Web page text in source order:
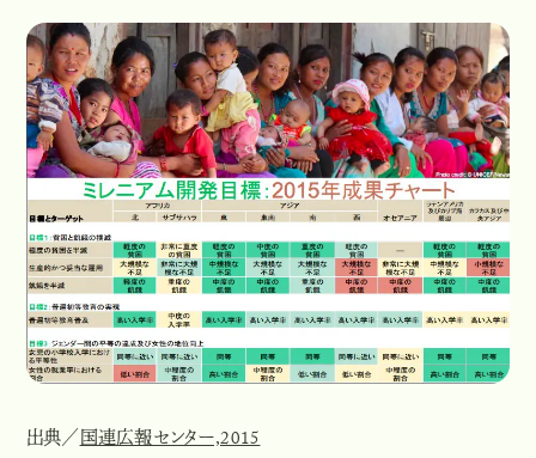
出典／国連広報センター,2015